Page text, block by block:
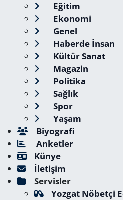
Eğitim
Ekonomi
Genel
Haberde İnsan
Kültür Sanat
Magazin
Politika
Sağlık
Spor
Yaşam
Biyografi
Anketler
Künye
İletişim
Servisler
Yozgat Nöbetçi